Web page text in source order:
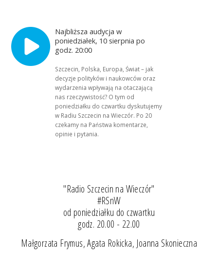
Najbliższa audycja w
poniedziałek, 10 sierpnia po
godz. 20:00
Szczecin, Polska, Europa, Świat – jak
decyzje polityków i naukowców oraz
wydarzenia wpływają na otaczającą
nas rzeczywistość? O tym od
poniedziałku do czwartku dyskutujemy
w Radiu Szczecin na Wieczór. Po 20
czekamy na Państwa komentarze,
opinie i pytania.
"Radio Szczecin na Wieczór"
#RSnW
od poniedziałku do czwartku
godz. 20.00 - 22.00
Małgorzata Frymus, Agata Rokicka, Joanna Skonieczna